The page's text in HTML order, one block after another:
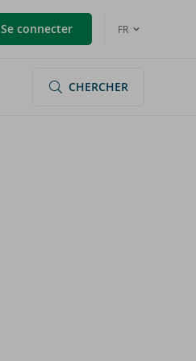
Se connecter FR
CHERCHER